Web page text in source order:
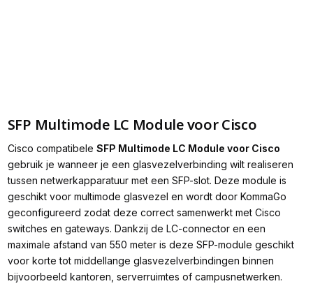
SFP Multimode LC Module voor Cisco
Cisco compatibele SFP Multimode LC Module voor Cisco
gebruik je wanneer je een glasvezelverbinding wilt realiseren
tussen netwerkapparatuur met een SFP-slot. Deze module is
geschikt voor multimode glasvezel en wordt door KommaGo
geconfigureerd zodat deze correct samenwerkt met Cisco
switches en gateways. Dankzij de LC-connector en een
maximale afstand van 550 meter is deze SFP-module geschikt
voor korte tot middellange glasvezelverbindingen binnen
bijvoorbeeld kantoren, serverruimtes of campusnetwerken.